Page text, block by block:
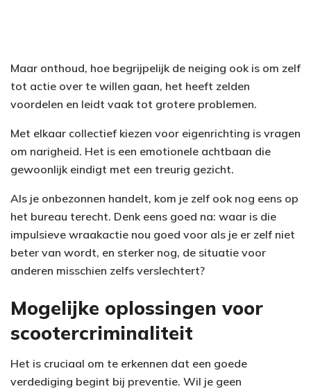
Maar onthoud, hoe begrijpelijk de neiging ook is om zelf
tot actie over te willen gaan, het heeft zelden
voordelen en leidt vaak tot grotere problemen.
Met elkaar collectief kiezen voor eigenrichting is vragen
om narigheid. Het is een emotionele achtbaan die
gewoonlijk eindigt met een treurig gezicht.
Als je onbezonnen handelt, kom je zelf ook nog eens op
het bureau terecht. Denk eens goed na: waar is die
impulsieve wraakactie nou goed voor als je er zelf niet
beter van wordt, en sterker nog, de situatie voor
anderen misschien zelfs verslechtert?
Mogelijke oplossingen voor
scootercriminaliteit
Het is cruciaal om te erkennen dat een goede
verdediging begint bij preventie. Wil je geen